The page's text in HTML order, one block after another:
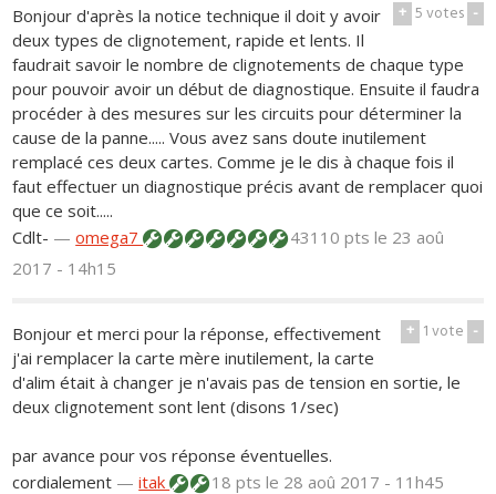
+ 5votes -
Bonjour d'après la notice technique il doit y avoir
deux types de clignotement, rapide et lents. Il
faudrait savoir le nombre de clignotements de chaque type
pour pouvoir avoir un début de diagnostique. Ensuite il faudra
procéder à des mesures sur les circuits pour déterminer la
cause de la panne..... Vous avez sans doute inutilement
remplacé ces deux cartes. Comme je le dis à chaque fois il
faut effectuer un diagnostique précis avant de remplacer quoi
que ce soit.....
Cdlt- —omega7 43110 ptsle 23 aoû
2017 - 14h15
+ 1vote -
Bonjour et merci pour la réponse, effectivement
j'ai remplacer la carte mère inutilement, la carte
d'alim était à changer je n'avais pas de tension en sortie, le
deux clignotement sont lent (disons 1/sec)
par avance pour vos réponse éventuelles.
cordialement —itak 18 ptsle 28 aoû 2017 - 11h45